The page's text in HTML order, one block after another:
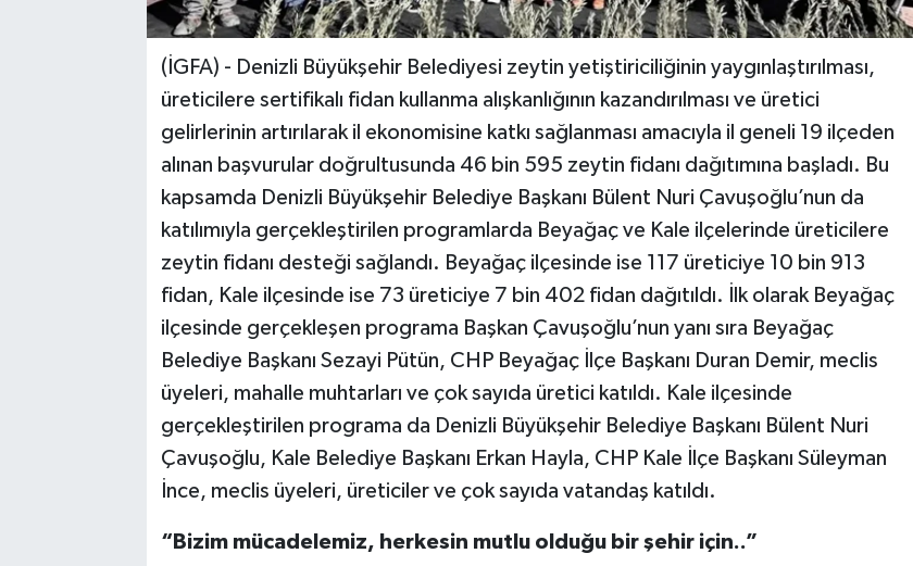
(İGFA) - Denizli Büyükşehir Belediyesi zeytin yetiştiriciliğinin yaygınlaştırılması,
üreticilere sertifikalı fidan kullanma alışkanlığının kazandırılması ve üretici
gelirlerinin artırılarak il ekonomisine katkı sağlanması amacıyla il geneli 19 ilçeden
alınan başvurular doğrultusunda 46 bin 595 zeytin fidanı dağıtımına başladı. Bu
kapsamda Denizli Büyükşehir Belediye Başkanı Bülent Nuri Çavuşoğlu’nun da
katılımıyla gerçekleştirilen programlarda Beyağaç ve Kale ilçelerinde üreticilere
zeytin fidanı desteği sağlandı. Beyağaç ilçesinde ise 117 üreticiye 10 bin 913
fidan, Kale ilçesinde ise 73 üreticiye 7 bin 402 fidan dağıtıldı. İlk olarak Beyağaç
ilçesinde gerçekleşen programa Başkan Çavuşoğlu’nun yanı sıra Beyağaç
Belediye Başkanı Sezayi Pütün, CHP Beyağaç İlçe Başkanı Duran Demir, meclis
üyeleri, mahalle muhtarları ve çok sayıda üretici katıldı. Kale ilçesinde
gerçekleştirilen programa da Denizli Büyükşehir Belediye Başkanı Bülent Nuri
Çavuşoğlu, Kale Belediye Başkanı Erkan Hayla, CHP Kale İlçe Başkanı Süleyman
İnce, meclis üyeleri, üreticiler ve çok sayıda vatandaş katıldı.
“Bizim mücadelemiz, herkesin mutlu olduğu bir şehir için..”